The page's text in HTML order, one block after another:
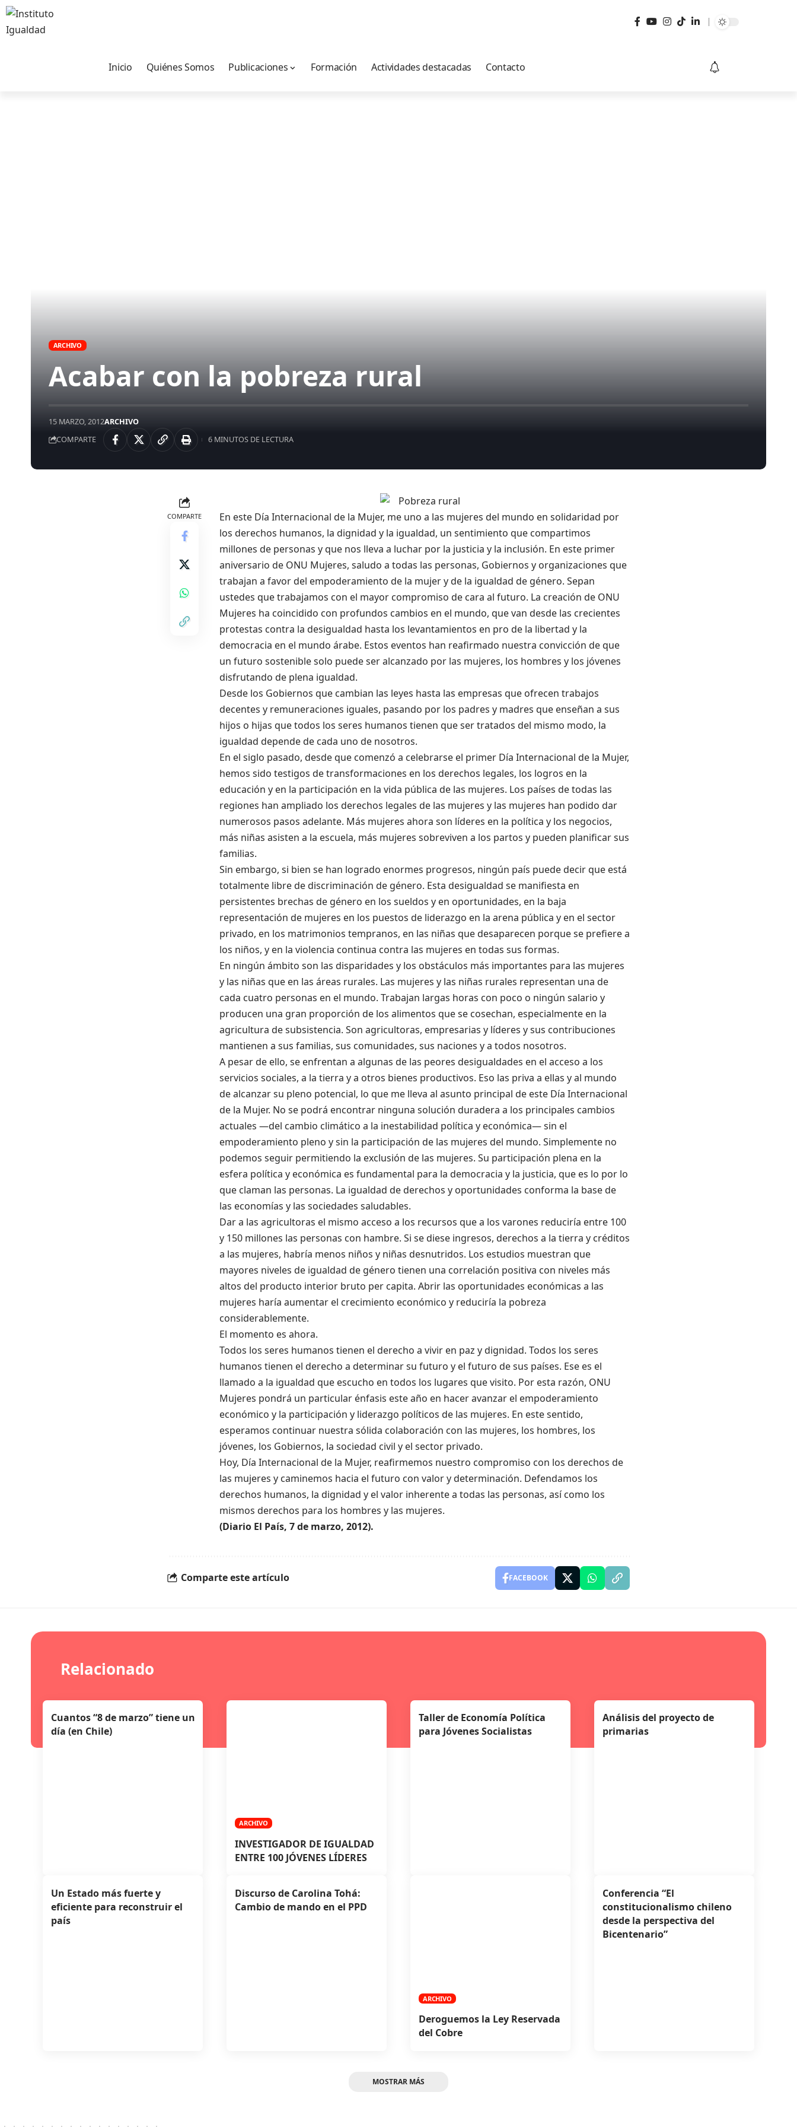
Inicio Quiénes Somos Publicaciones Formación Actividades destacadas Contacto
ARCHIVO
Acabar con la pobreza rural
15 MARZO, 2012ARCHIVO
COMPARTE
6 MINUTOS DE LECTURA
COMPARTE
En este Día Internacional de la Mujer, me uno a las mujeres del mundo en solidaridad por
los derechos humanos, la dignidad y la igualdad, un sentimiento que compartimos
millones de personas y que nos lleva a luchar por la justicia y la inclusión. En este primer
aniversario de ONU Mujeres, saludo a todas las personas, Gobiernos y organizaciones que
trabajan a favor del empoderamiento de la mujer y de la igualdad de género. Sepan
ustedes que trabajamos con el mayor compromiso de cara al futuro. La creación de ONU
Mujeres ha coincidido con profundos cambios en el mundo, que van desde las crecientes
protestas contra la desigualdad hasta los levantamientos en pro de la libertad y la
democracia en el mundo árabe. Estos eventos han reafirmado nuestra convicción de que
un futuro sostenible solo puede ser alcanzado por las mujeres, los hombres y los jóvenes
disfrutando de plena igualdad.
Desde los Gobiernos que cambian las leyes hasta las empresas que ofrecen trabajos
decentes y remuneraciones iguales, pasando por los padres y madres que enseñan a sus
hijos o hijas que todos los seres humanos tienen que ser tratados del mismo modo, la
igualdad depende de cada uno de nosotros.
En el siglo pasado, desde que comenzó a celebrarse el primer Día Internacional de la Mujer,
hemos sido testigos de transformaciones en los derechos legales, los logros en la
educación y en la participación en la vida pública de las mujeres. Los países de todas las
regiones han ampliado los derechos legales de las mujeres y las mujeres han podido dar
numerosos pasos adelante. Más mujeres ahora son líderes en la política y los negocios,
más niñas asisten a la escuela, más mujeres sobreviven a los partos y pueden planificar sus
familias.
Sin embargo, si bien se han logrado enormes progresos, ningún país puede decir que está
totalmente libre de discriminación de género. Esta desigualdad se manifiesta en
persistentes brechas de género en los sueldos y en oportunidades, en la baja
representación de mujeres en los puestos de liderazgo en la arena pública y en el sector
privado, en los matrimonios tempranos, en las niñas que desaparecen porque se prefiere a
los niños, y en la violencia continua contra las mujeres en todas sus formas.
En ningún ámbito son las disparidades y los obstáculos más importantes para las mujeres
y las niñas que en las áreas rurales. Las mujeres y las niñas rurales representan una de
cada cuatro personas en el mundo. Trabajan largas horas con poco o ningún salario y
producen una gran proporción de los alimentos que se cosechan, especialmente en la
agricultura de subsistencia. Son agricultoras, empresarias y líderes y sus contribuciones
mantienen a sus familias, sus comunidades, sus naciones y a todos nosotros.
A pesar de ello, se enfrentan a algunas de las peores desigualdades en el acceso a los
servicios sociales, a la tierra y a otros bienes productivos. Eso las priva a ellas y al mundo
de alcanzar su pleno potencial, lo que me lleva al asunto principal de este Día Internacional
de la Mujer. No se podrá encontrar ninguna solución duradera a los principales cambios
actuales —del cambio climático a la inestabilidad política y económica— sin el
empoderamiento pleno y sin la participación de las mujeres del mundo. Simplemente no
podemos seguir permitiendo la exclusión de las mujeres. Su participación plena en la
esfera política y económica es fundamental para la democracia y la justicia, que es lo por lo
que claman las personas. La igualdad de derechos y oportunidades conforma la base de
las economías y las sociedades saludables.
Dar a las agricultoras el mismo acceso a los recursos que a los varones reduciría entre 100
y 150 millones las personas con hambre. Si se diese ingresos, derechos a la tierra y créditos
a las mujeres, habría menos niños y niñas desnutridos. Los estudios muestran que
mayores niveles de igualdad de género tienen una correlación positiva con niveles más
altos del producto interior bruto per capita. Abrir las oportunidades económicas a las
mujeres haría aumentar el crecimiento económico y reduciría la pobreza
considerablemente.
El momento es ahora.
Todos los seres humanos tienen el derecho a vivir en paz y dignidad. Todos los seres
humanos tienen el derecho a determinar su futuro y el futuro de sus países. Ese es el
llamado a la igualdad que escucho en todos los lugares que visito. Por esta razón, ONU
Mujeres pondrá un particular énfasis este año en hacer avanzar el empoderamiento
económico y la participación y liderazgo políticos de las mujeres. En este sentido,
esperamos continuar nuestra sólida colaboración con las mujeres, los hombres, los
jóvenes, los Gobiernos, la sociedad civil y el sector privado.
Hoy, Día Internacional de la Mujer, reafirmemos nuestro compromiso con los derechos de
las mujeres y caminemos hacia el futuro con valor y determinación. Defendamos los
derechos humanos, la dignidad y el valor inherente a todas las personas, así como los
mismos derechos para los hombres y las mujeres.
(Diario El País, 7 de marzo, 2012).
Comparte este artículo FACEBOOK
Relacionado
Cuantos “8 de marzo” tiene un
día (en Chile)
ARCHIVO
INVESTIGADOR DE IGUALDAD
ENTRE 100 JÓVENES LÍDERES
Taller de Economía Política
para Jóvenes Socialistas
Análisis del proyecto de
primarias
Un Estado más fuerte y
eficiente para reconstruir el
país
Discurso de Carolina Tohá:
Cambio de mando en el PPD
ARCHIVO
Deroguemos la Ley Reservada
del Cobre
Conferencia “El
constitucionalismo chileno
desde la perspectiva del
Bicentenario”
MOSTRAR MÁS